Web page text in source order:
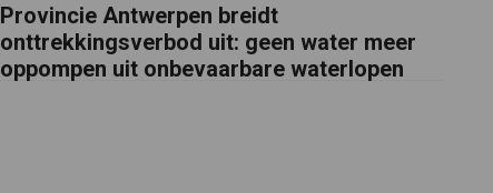
Provincie Antwerpen breidt
onttrekkingsverbod uit: geen water meer
oppompen uit onbevaarbare waterlopen